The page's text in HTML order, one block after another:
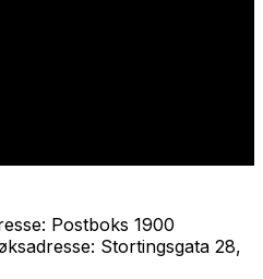
Postboks 1900
Stortingsgata 28,